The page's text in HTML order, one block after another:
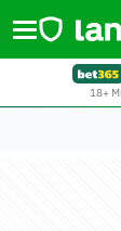
18+